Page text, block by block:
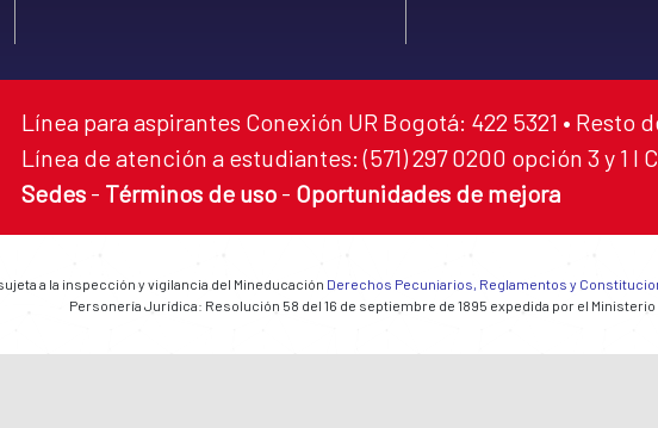
Línea para aspirantes Conexión UR Bogotá: 422 5321 • Resto
Línea de atención a estudiantes: (571) 297 0200 opción 3 y 1 I
Sedes - Términos de uso - Oportunidades de mejora
a la inspección y vigilancia del Mineducación Derechos Pecuniarios, Reglamentos y
Personería Jurídica: Resolución 58 del 16 de septiembre de 1895 expedida por el Ministerio